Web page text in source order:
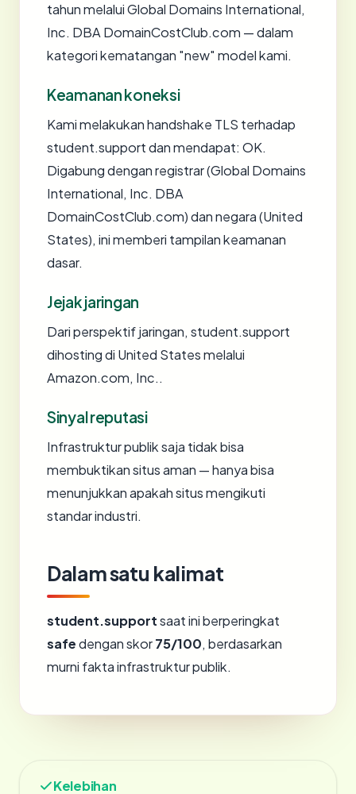
tahun melalui Global Domains International,
Inc. DBA DomainCostClub.com — dalam
kategori kematangan "new" model kami.
Keamanan koneksi
Kami melakukan handshake TLS terhadap
student.support dan mendapat: OK.
Digabung dengan registrar (Global Domains
International, Inc. DBA
DomainCostClub.com) dan negara (United
States), ini memberi tampilan keamanan
dasar.
Jejak jaringan
Dari perspektif jaringan, student.support
dihosting di United States melalui
Amazon.com, Inc..
Sinyal reputasi
Infrastruktur publik saja tidak bisa
membuktikan situs aman — hanya bisa
menunjukkan apakah situs mengikuti
standar industri.
Dalam satu kalimat
student.supportsaat ini berperingkat
safedengan skor75/100, berdasarkan
murni fakta infrastruktur publik.
Kelebihan